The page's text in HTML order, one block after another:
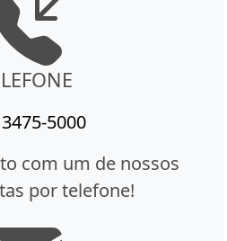
5000
com um de nossos
por telefone!